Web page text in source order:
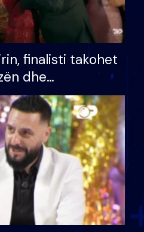
finalisti takohet
dhe
ndonjë letër